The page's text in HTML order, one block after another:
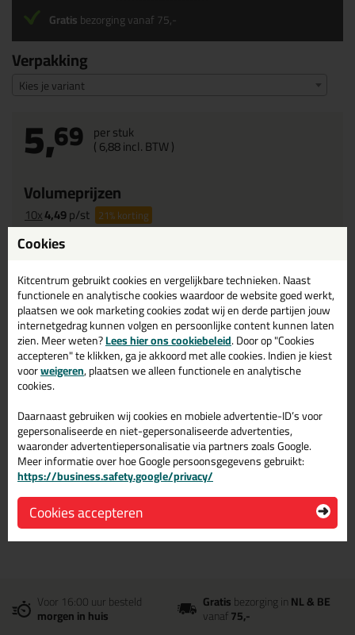
Verpakking
Kies je variant
5,69 per stuk
(6,88incl. BTW )
Volumeprijzen
10x4,49p/st 21%korting
Gratisbezorging vanaf 75,-
Waarom dit product?
Herbruikbaar
Hele goed absorberend vermogen
Pluisvrij
Kleurecht
Reviews voor:ANZA Poetsdoeken
Tricot Bont
Er zijn nog geen reviews geschreven voor ANZA Poetsdoeken
Tricot Bont.Schrijf als eerste een review!
Voor 16:00 uur besteld
morgen in huis
Gratisbezorging inNL & BE
vanaf75,-
Cookies
Kitcentrum gebruikt cookies en vergelijkbare technieken. Naast
functionele en analytische cookies waardoor de website goed werkt,
plaatsen we ook marketing cookies zodat wij en derde partijen jouw
internetgedrag kunnen volgen en persoonlijke content kunnen laten
zien. Meer weten?Lees hier ons cookiebeleid. Door op "Cookies
accepteren" te klikken, ga je akkoord met alle cookies. Indien je kiest
voorweigeren, plaatsen we alleen functionele en analytische
cookies.
Daarnaast gebruiken wij cookies en mobiele advertentie-ID’s voor
gepersonaliseerde en niet-gepersonaliseerde advertenties,
waaronder advertentiepersonalisatie via partners zoals Google.
Meer informatie over hoe Google persoonsgegevens gebruikt:
https://business.safety.google/privacy/
Cookies accepteren